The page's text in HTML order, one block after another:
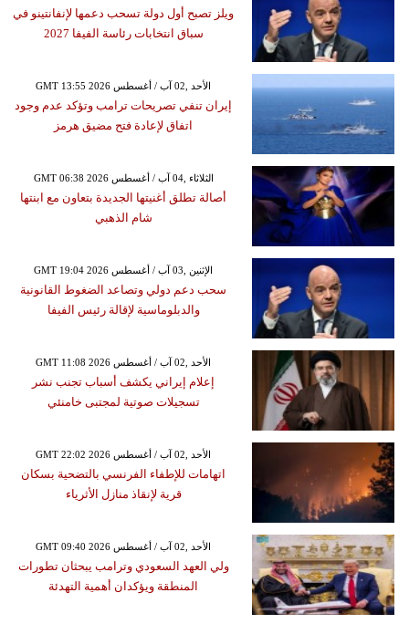
ويلز تصبح أول دولة تسحب دعمها لإنفانتينو في
سباق انتخابات رئاسة الفيفا 2027
GMT 13:55 2026 الأحد ,02 آب / أغسطس
إيران تنفي تصريحات ترامب وتؤكد عدم وجود
اتفاق لإعادة فتح مضيق هرمز
GMT 06:38 2026 الثلاثاء ,04 آب / أغسطس
أصالة تطلق أغنيتها الجديدة بتعاون مع ابنتها
شام الذهبي
GMT 19:04 2026 الإثنين ,03 آب / أغسطس
سحب دعم دولي وتصاعد الضغوط القانونية
والدبلوماسية لإقالة رئيس الفيفا
GMT 11:08 2026 الأحد ,02 آب / أغسطس
إعلام إيراني يكشف أسباب تجنب نشر
تسجيلات صوتية لمجتبى خامنئي
GMT 22:02 2026 الأحد ,02 آب / أغسطس
اتهامات للإطفاء الفرنسي بالتضحية بسكان
قرية لإنقاذ منازل الأثرياء
GMT 09:40 2026 الأحد ,02 آب / أغسطس
ولي العهد السعودي وترامب يبحثان تطورات
المنطقة ويؤكدان أهمية التهدئة